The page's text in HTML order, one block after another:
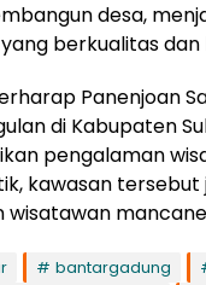
desa,
berkualitas
Panenjoan
di Kabupaten
pengalaman
kawasan
wisatawan
bantargadung